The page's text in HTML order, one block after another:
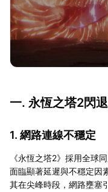
一. 永恆之塔2閃
1. 網路連線不穩定
《永恆之塔2》採用全球
面臨顯著延遲與不穩定因
其在尖峰時段，網路壅塞